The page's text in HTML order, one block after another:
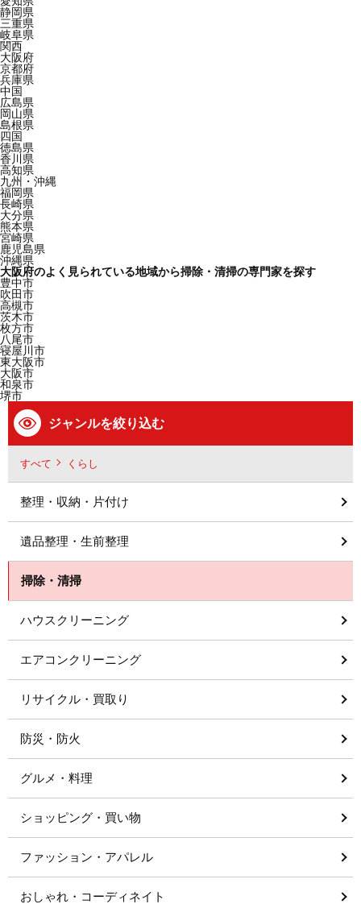
静岡県
三重県
岐阜県
関西
大阪府
京都府
兵庫県
中国
広島県
岡山県
島根県
四国
徳島県
香川県
高知県
九州・沖縄
福岡県
長崎県
大分県
熊本県
宮崎県
鹿児島県
沖縄県
大阪府のよく見られている地域から掃除・清掃の専門家を探す
豊中市
吹田市
高槻市
茨木市
枚方市
八尾市
寝屋川市
東大阪市
大阪市
和泉市
堺市
ジャンルを絞り込む
すべて くらし
整理・収納・片付け
遺品整理・生前整理
掃除・清掃
ハウスクリーニング
エアコンクリーニング
リサイクル・買取り
防災・防火
グルメ・料理
ショッピング・買い物
ファッション・アパレル
おしゃれ・コーディネイト